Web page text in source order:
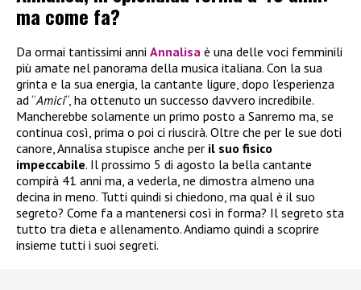
ma come fa?
Da ormai tantissimi anni Annalisa è una delle voci femminili
più amate nel panorama della musica italiana. Con la sua
grinta e la sua energia, la cantante ligure, dopo l’esperienza
ad “Amici“, ha ottenuto un successo davvero incredibile.
Mancherebbe solamente un primo posto a Sanremo ma, se
continua così, prima o poi ci riuscirà. Oltre che per le sue doti
canore, Annalisa stupisce anche per il suo fisico
impeccabile. Il prossimo 5 di agosto la bella cantante
compirà 41 anni ma, a vederla, ne dimostra almeno una
decina in meno. Tutti quindi si chiedono, ma qual è il suo
segreto? Come fa a mantenersi così in forma? Il segreto sta
tutto tra dieta e allenamento. Andiamo quindi a scoprire
insieme tutti i suoi segreti.